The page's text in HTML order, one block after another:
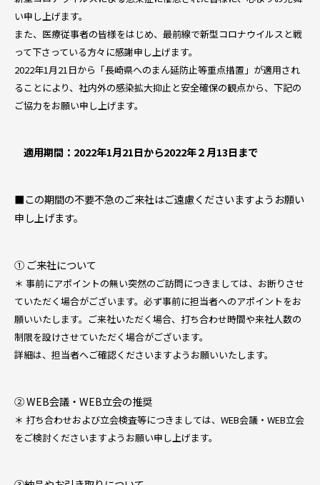
い申し上げます。
また、医療従事者の皆様をはじめ、最前線で新型コロナウイルスと戦
って下さっている方々に感謝申し上げます。
2022年1月21日から「長崎県へのまん延防止等重点措置」が適用され
ることにより、社内外の感染拡大抑止と安全確保の観点から、下記の
ご協力をお願い申し上げます。
適用期間：2022年1月21日から2022年２月13日まで
■この期間の不要不急のご来社はご遠慮くださいますようお願い
申し上げます。
① ご来社について
＊ 事前にアポイントの無い突然のご訪問につきましては、お断りさせ
ていただく場合がございます。必ず事前に担当者へのアポイントをお
願いいたします。ご来社いただく場合、打ち合わせ時間や来社人数の
制限を設けさせていただく場合がございます。
詳細は、担当者へご確認くださいますようお願いいたします。
② WEB会議・WEB立会の推奨
＊ 打ち合わせおよび立会検査等につきましては、WEB会議・WEB立会
をご検討くださいますようお願い申し上げます。